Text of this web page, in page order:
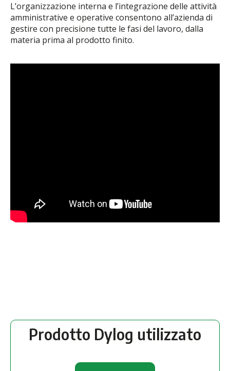
L’organizzazione interna e l’integrazione delle attività
amministrative e operative consentono all’azienda di
gestire con precisione tutte le fasi del lavoro, dalla
materia prima al prodotto finito.
Prodotto Dylog utilizzato